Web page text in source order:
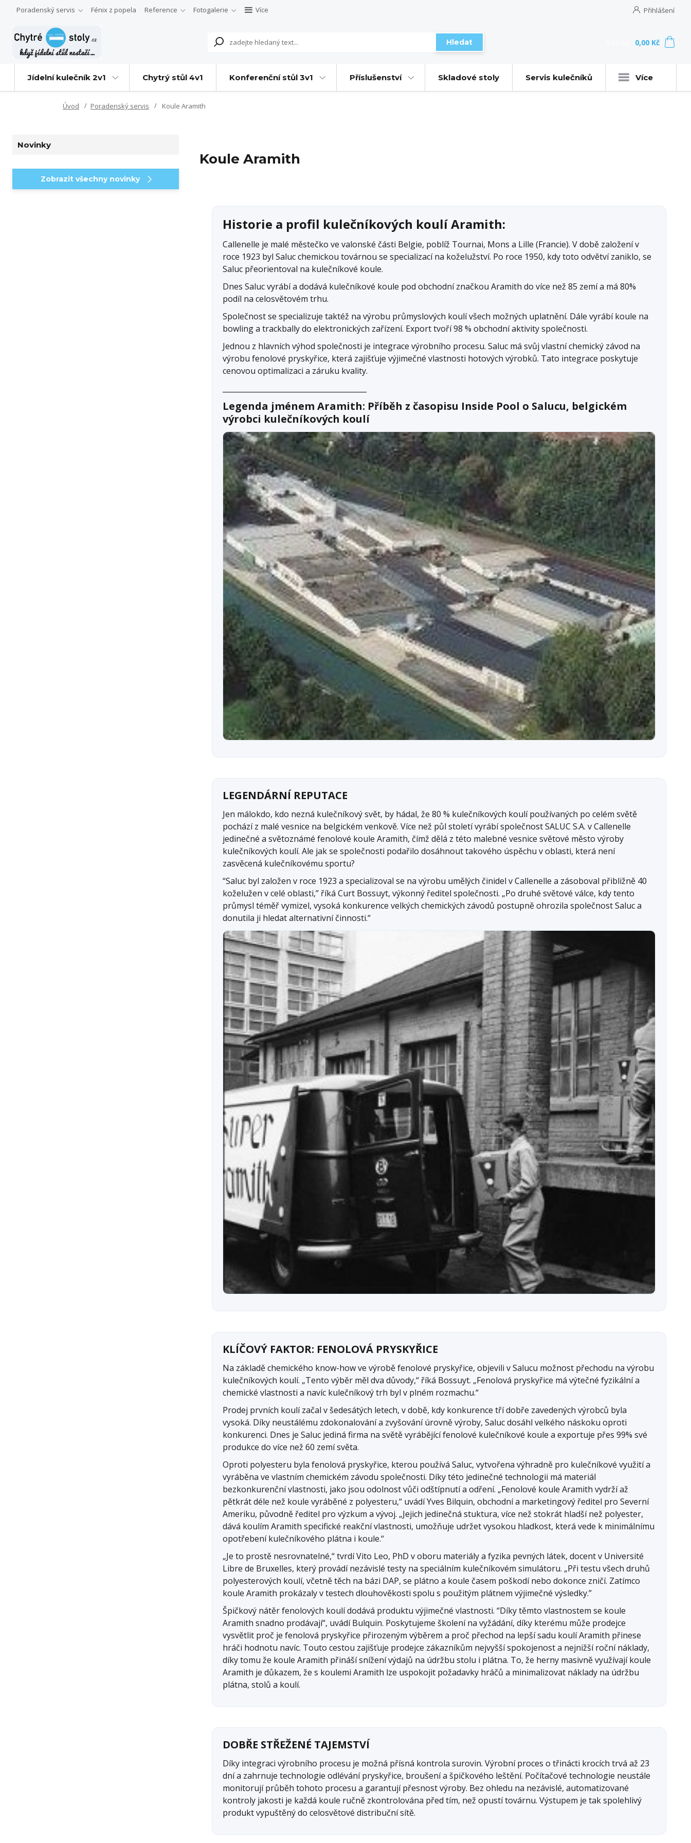
Poradenský servis Fénix z popela Reference Fotogalerie Více Přihlášení
Hledat 0,00 Kč
Jídelní kulečník 2v1 Chytrý stůl 4v1 Konferenční stůl 3v1 Příslušenství Skladové stoly Servis kulečníků Více
Úvod Poradenský servis Koule Aramith
Novinky
Zobrazit všechny novinky
Koule Aramith
Historie a profil kulečníkových koulí Aramith:
Callenelle je malé městečko ve valonské části Belgie, poblíž Tournai, Mons a Lille (Francie). V době založení v
roce 1923 byl Saluc chemickou továrnou se specializací na koželužství. Po roce 1950, kdy toto odvětví zaniklo, se
Saluc přeorientoval na kulečníkové koule.
Dnes Saluc vyrábí a dodává kulečníkové koule pod obchodní značkou Aramith do více než 85 zemí a má 80%
podíl na celosvětovém trhu.
Společnost se specializuje taktéž na výrobu průmyslových koulí všech možných uplatnění. Dále vyrábí koule na
bowling a trackbally do elektronických zařízení. Export tvoří 98 % obchodní aktivity společnosti.
Jednou z hlavních výhod společnosti je integrace výrobního procesu. Saluc má svůj vlastní chemický závod na
výrobu fenolové pryskyřice, která zajišťuje výjimečné vlastnosti hotových výrobků. Tato integrace poskytuje
cenovou optimalizaci a záruku kvality.
Legenda jménem Aramith: Příběh z časopisu Inside Pool o Salucu, belgickém
výrobci kulečníkových koulí
LEGENDÁRNÍ REPUTACE
Jen málokdo, kdo nezná kulečníkový svět, by hádal, že 80 % kulečníkových koulí používaných po celém světě
pochází z malé vesnice na belgickém venkově. Více než půl století vyrábí společnost SALUC S.A. v Callenelle
jedinečné a světoznámé fenolové koule Aramith, čímž dělá z této malebné vesnice světové město výroby
kulečníkových koulí. Ale jak se společnosti podařilo dosáhnout takového úspěchu v oblasti, která není
zasvěcená kulečníkovému sportu?
“Saluc byl založen v roce 1923 a specializoval se na výrobu umělých činidel v Callenelle a zásoboval přibližně 40
koželužen v celé oblasti,” říká Curt Bossuyt, výkonný ředitel společnosti. „Po druhé světové válce, kdy tento
průmysl téměř vymizel, vysoká konkurence velkých chemických závodů postupně ohrozila společnost Saluc a
donutila ji hledat alternativní činnosti.“
KLÍČOVÝ FAKTOR: FENOLOVÁ PRYSKYŘICE
Na základě chemického know-how ve výrobě fenolové pryskyřice, objevili v Salucu možnost přechodu na výrobu
kulečníkových koulí. „Tento výběr měl dva důvody,“ říká Bossuyt. „Fenolová pryskyřice má výtečné fyzikální a
chemické vlastnosti a navíc kulečníkový trh byl v plném rozmachu.“
Prodej prvních koulí začal v šedesátých letech, v době, kdy konkurence tří dobře zavedených výrobců byla
vysoká. Díky neustálému zdokonalování a zvyšování úrovně výroby, Saluc dosáhl velkého náskoku oproti
konkurenci. Dnes je Saluc jediná firma na světě vyrábějící fenolové kulečníkové koule a exportuje přes 99% své
produkce do více než 60 zemí světa.
Oproti polyesteru byla fenolová pryskyřice, kterou používá Saluc, vytvořena výhradně pro kulečníkové využití a
vyráběna ve vlastním chemickém závodu společnosti. Díky této jedinečné technologii má materiál
bezkonkurenční vlastnosti, jako jsou odolnost vůči odštípnutí a odření. „Fenolové koule Aramith vydrží až
pětkrát déle než koule vyráběné z polyesteru,“ uvádí Yves Bilquin, obchodní a marketingový ředitel pro Severní
Ameriku, původně ředitel pro výzkum a vývoj. „Jejich jedinečná stuktura, více než stokrát hladší než polyester,
dává koulím Aramith specifické reakční vlastnosti, umožňuje udržet vysokou hladkost, která vede k minimálnímu
opotřebení kulečníkového plátna i koule.“
„Je to prostě nesrovnatelné,“ tvrdí Vito Leo, PhD v oboru materiály a fyzika pevných látek, docent v Université
Libre de Bruxelles, který provádí nezávislé testy na speciálním kulečníkovém simulátoru. „Při testu všech druhů
polyesterových koulí, včetně těch na bázi DAP, se plátno a koule časem poškodí nebo dokonce zničí. Zatímco
koule Aramith prokázaly v testech dlouhověkosti spolu s použitým plátnem výjimečné výsledky.”
Špičkový nátěr fenolových koulí dodává produktu výjimečné vlastnosti. “Díky těmto vlastnostem se koule
Aramith snadno prodávají“, uvádí Bulquin. Poskytujeme školení na vyžádání, díky kterému může prodejce
vysvětlit proč je fenolová pryskyřice přirozeným výběrem a proč přechod na lepší sadu koulí Aramith přinese
hráči hodnotu navíc. Touto cestou zajišťuje prodejce zákazníkům nejvyšší spokojenost a nejnižší roční náklady,
díky tomu že koule Aramith přináší snížení výdajů na údržbu stolu i plátna. To, že herny masivně využívají koule
Aramith je důkazem, že s koulemi Aramith lze uspokojit požadavky hráčů a minimalizovat náklady na údržbu
plátna, stolů a koulí.
DOBŘE STŘEŽENÉ TAJEMSTVÍ
Díky integraci výrobního procesu je možná přísná kontrola surovin. Výrobní proces o třinácti krocích trvá až 23
dní a zahrnuje technologie odlévání pryskyřice, broušení a špičkového leštění. Počítačové technologie neustále
monitorují průběh tohoto procesu a garantují přesnost výroby. Bez ohledu na nezávislé, automatizované
kontroly jakosti je každá koule ručně zkontrolována před tím, než opustí továrnu. Výstupem je tak spolehlivý
produkt vypuštěný do celosvětové distribuční sítě.